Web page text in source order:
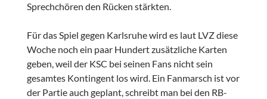
Sprechchören den Rücken stärkten.
Für das Spiel gegen Karlsruhe wird es laut LVZ diese
Woche noch ein paar Hundert zusätzliche Karten
geben, weil der KSC bei seinen Fans nicht sein
gesamtes Kontingent los wird. Ein Fanmarsch ist vor
der Partie auch geplant, schreibt man bei den RB-